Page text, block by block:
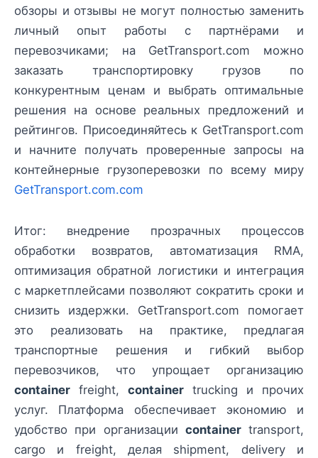
обзоры и отзывы не могут полностью заменить
личный опыт работы с партнёрами и
перевозчиками; на GetTransport.com можно
заказать транспортировку грузов по
конкурентным ценам и выбрать оптимальные
решения на основе реальных предложений и
рейтингов. Присоединяйтесь к GetTransport.com
и начните получать проверенные запросы на
контейнерные грузоперевозки по всему миру
GetTransport.com.com
Итог: внедрение прозрачных процессов
обработки возвратов, автоматизация RMA,
оптимизация обратной логистики и интеграция
с маркетплейсами позволяют сократить сроки и
снизить издержки. GetTransport.com помогает
это реализовать на практике, предлагая
транспортные решения и гибкий выбор
перевозчиков, что упрощает организацию
container freight, container trucking и прочих
услуг. Платформа обеспечивает экономию и
удобство при организации containertransport,
cargo и freight, делая shipment, delivery и